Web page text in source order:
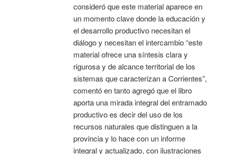
consideró que este material aparece en
un momento clave donde la educación y
el desarrollo productivo necesitan el
diálogo y necesitan el intercambio “este
material ofrece una síntesis clara y
rigurosa y de alcance territorial de los
sistemas que caracterizan a Corrientes”,
comentó en tanto agregó que el libro
aporta una mirada integral del entramado
productivo es decir del uso de los
recursos naturales que distinguen a la
provincia y lo hace con un informe
integral y actualizado, con ilustraciones